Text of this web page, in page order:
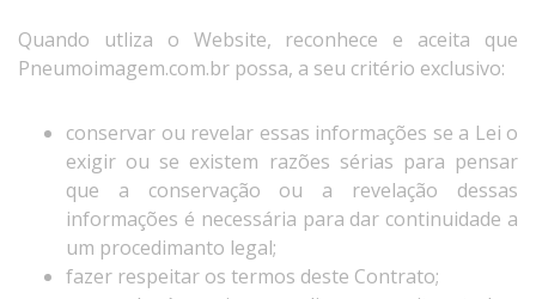
Quando utliza o Website, reconhece e aceita que
Pneumoimagem.com.br possa, a seu critério exclusivo:
conservar ou revelar essas informações se a Lei o
exigir ou se existem razões sérias para pensar
que a conservação ou a revelação dessas
informações é necessária para dar continuidade a
um procedimanto legal;
fazer respeitar os termos deste Contrato;